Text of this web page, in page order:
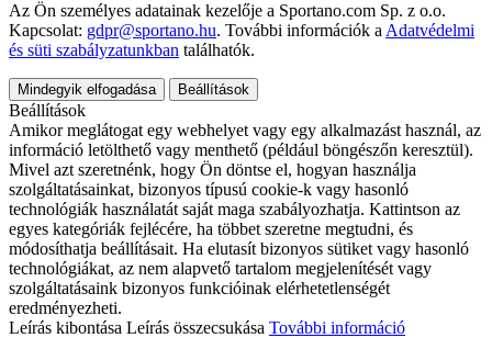
Az Ön személyes adatainak kezelője a Sportano.com Sp. z o.o.
Kapcsolat: gdpr@sportano.hu. További információk a Adatvédelmi
és süti szabályzatunkban találhatók.
Mindegyik elfogadása Beállítások
Beállítások
Amikor meglátogat egy webhelyet vagy egy alkalmazást használ, az
információ letölthető vagy menthető (például böngészőn keresztül).
Mivel azt szeretnénk, hogy Ön döntse el, hogyan használja
szolgáltatásainkat, bizonyos típusú cookie-k vagy hasonló
technológiák használatát saját maga szabályozhatja. Kattintson az
egyes kategóriák fejlécére, ha többet szeretne megtudni, és
módosíthatja beállításait. Ha elutasít bizonyos sütiket vagy hasonló
technológiákat, az nem alapvető tartalom megjelenítését vagy
szolgáltatásaink bizonyos funkcióinak elérhetetlenségét
eredményezheti.
Leírás kibontása Leírás összecsukása További információ